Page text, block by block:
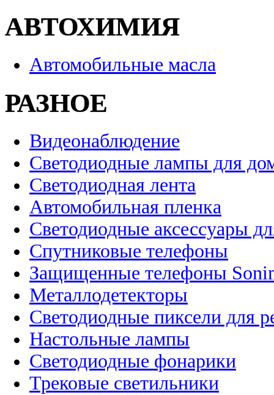
АВТОХИМИЯ
Автомобильные масла
РАЗНОЕ
Видеонаблюдение
Светодиодные лампы для
Светодиодная лента
Автомобильная пленка
Светодиодные аксессуары
Спутниковые телефоны
Защищенные телефоны
Металлодетекторы
Светодиодные пиксели для
Настольные лампы
Светодиодные фонарики
Трековые светильники